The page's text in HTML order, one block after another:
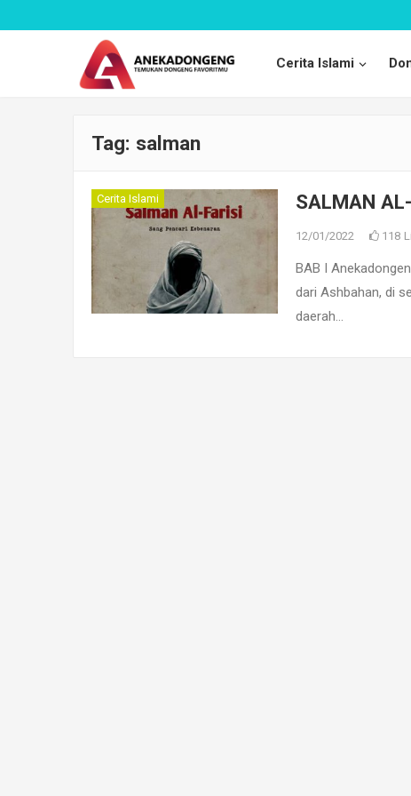
Cerita Islami
Tag: salman
Cerita Islami SALMAN
12/01/2022 118
BAB I
dari Ashbahan, di
daerah…